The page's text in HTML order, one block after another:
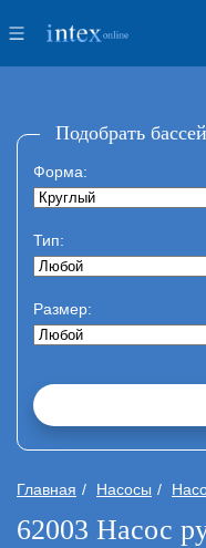
Подобрать
Форма:
Тип:
Размер:
Главная Насосы
62003 Насос